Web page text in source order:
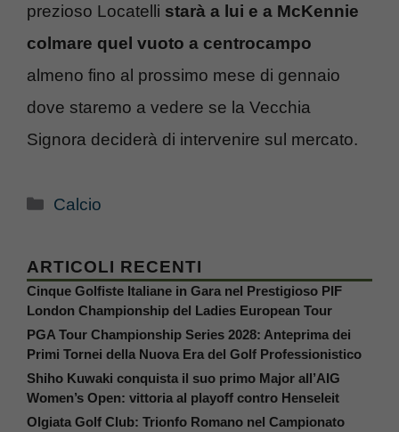
prezioso Locatelli starà a lui e a McKennie
colmare quel vuoto a centrocampo
almeno fino al prossimo mese di gennaio
dove staremo a vedere se la Vecchia
Signora deciderà di intervenire sul mercato.
Categorie
Calcio
ARTICOLI RECENTI
Cinque Golfiste Italiane in Gara nel Prestigioso PIF
London Championship del Ladies European Tour
PGA Tour Championship Series 2028: Anteprima dei
Primi Tornei della Nuova Era del Golf Professionistico
Shiho Kuwaki conquista il suo primo Major all’AIG
Women’s Open: vittoria al playoff contro Henseleit
Olgiata Golf Club: Trionfo Romano nel Campionato